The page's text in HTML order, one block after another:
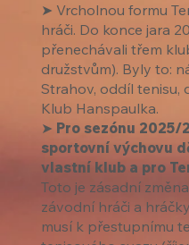
➤ Vrcholnou formu
hráči. Do konce jara
přenechávali třem
družstvům). Byly to:
Strahov, oddíl tenisu,
Klub Hanspaulka.
➤ Pro sezónu 2025/
sportovní výchovu
vlastní klub a pro
Toto je zásadní
závodní hráči a
musí k přestupnímu